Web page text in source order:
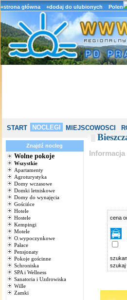
+strona główna +dodaj do ulubionych Polen
START NOCLEGI MIEJSCOWOSCI
Znajdź nocleg
Wolne pokoje
Wszystkie
Apartamenty
Agroturystyka
Domy wczasowe
Domki letniskowe
Domy do wynajęcia
Gościńce
Hotele
Hostele
Kempingi
Motele
O.wypoczynkowe
Pałace
Pensjonaty
Pokoje gościnne
Schroniska
SPA i Wellness
Sanatoria i Uzdrowiska
Wille
Zamki
cena
szukaj